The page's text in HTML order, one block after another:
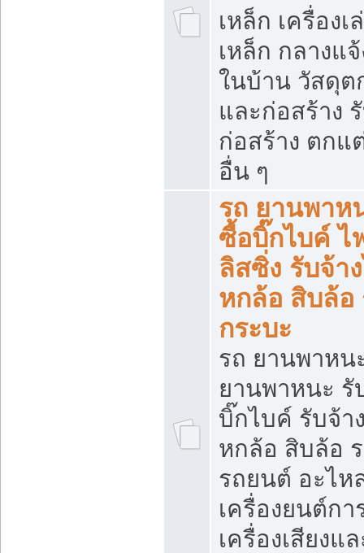
เหล็ก เครื่อง
เหล็ก กลางแ
ในบ้าน วัสดุต
และก่อสร้าง
ก่อสร้าง ตกแ
อื่น ๆ
รถ ยานพาห
ซื้อบิ๊กไบค์
ลิสซิ่ง รับจ้า
หกล้อ สิบล้อ
กระบะ
รถ ยานพาหน
ยานพาหนะ รั
บิ๊กไบค์ รับจ้า
หกล้อ สิบล้อ
รถยนต์ อะไห
เครื่องยนต์กา
เครื่องเสียงแ